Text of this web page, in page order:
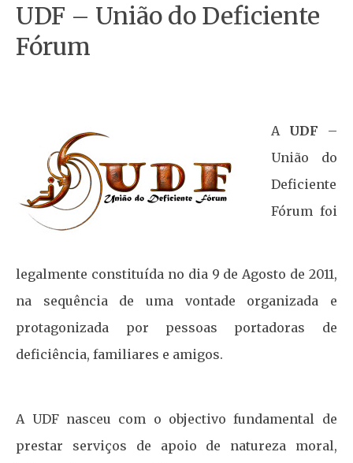
UDF – União do Deficiente
Fórum
A UDF –
União do
Deficiente
Fórum foi
legalmente constituída no dia 9 de Agosto de 2011,
na sequência de uma vontade organizada e
protagonizada por pessoas portadoras de
deficiência, familiares e amigos.
A UDF nasceu com o objectivo fundamental de
prestar serviços de apoio de natureza moral,